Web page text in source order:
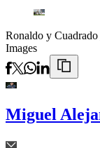
Ronaldo y
Images
Miguel